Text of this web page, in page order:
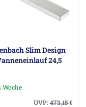
Slim Design
24,5
Woche
UVP:473,15€